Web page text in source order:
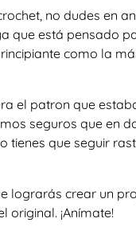
no dudes en
que está pensado
como la
el patron que
seguros que en
tienes que seguir
lograrás crear un
original. ¡Anímate!